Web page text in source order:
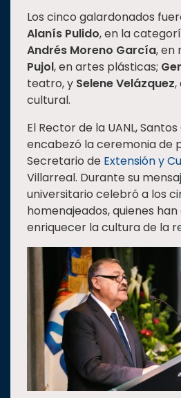
Los cinco galardonados
Alanís Pulido, en la
Andrés Moreno García, en
Pujol, en artes plásticas;
teatro, y Selene Velázquez,
cultural.
El Rector de la UANL,
encabezó la ceremonia de
Secretario de Extensión y
Villarreal. Durante su
universitario celebró a los
homenajeados, quienes
enriquecer la cultura de la